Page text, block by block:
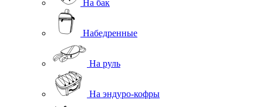
На бак
Набедренные
На руль
На эндуро-кофры